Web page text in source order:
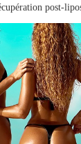
post-